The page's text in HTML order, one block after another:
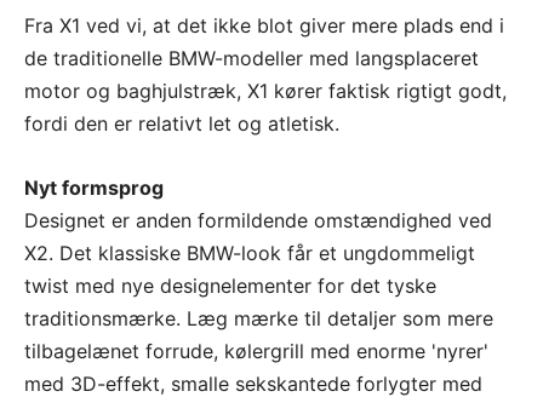
Fra X1 ved vi, at det ikke blot giver mere plads end i
de traditionelle BMW-modeller med langsplaceret
motor og baghjulstræk, X1 kører faktisk rigtigt godt,
fordi den er relativt let og atletisk.
Nyt formsprog
Designet er anden formildende omstændighed ved
X2. Det klassiske BMW-look får et ungdommeligt
twist med nye designelementer for det tyske
traditionsmærke. Læg mærke til detaljer som mere
tilbagelænet forrude, kølergrill med enorme 'nyrer'
med 3D-effekt, smalle sekskantede forlygter med